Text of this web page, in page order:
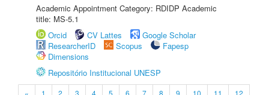
Academic Appointment Category: RDIDP Academic
title: MS-5.1
Orcid
CV Lattes
Google Scholar
ResearcherID
Scopus
Fapesp
Dimensions
Repositório Institucional UNESP
« 1 2 3 4 5 6 7 8 9 10 11
12